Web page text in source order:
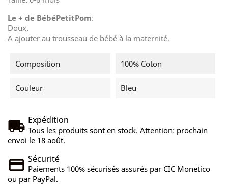
Le + de BébéPetitPom:
Doux.
A ajouter au trousseau de bébé à la maternité.
Composition 100% Coton
Couleur Bleu
Expédition
Tous les produits sont en stock. Attention: prochain
envoi le 18 août.
Sécurité
Paiements 100% sécurisés assurés par CIC Monetico
ou par PayPal.